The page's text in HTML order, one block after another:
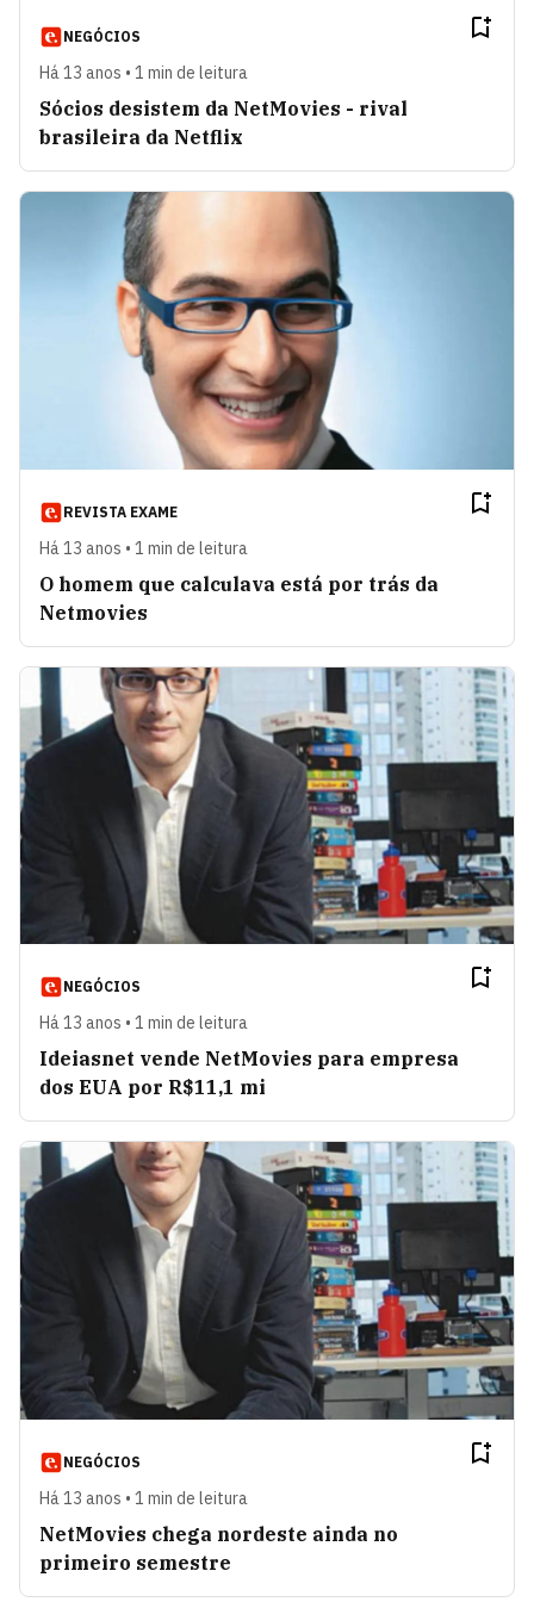
NEGÓCIOS
Há 13 anos • 1 min de leitura
Sócios desistem da NetMovies - rival
brasileira da Netflix
REVISTA EXAME
Há 13 anos • 1 min de leitura
O homem que calculava está por trás da
Netmovies
NEGÓCIOS
Há 13 anos • 1 min de leitura
Ideiasnet vende NetMovies para empresa
dos EUA por R$11,1 mi
NEGÓCIOS
Há 13 anos • 1 min de leitura
NetMovies chega nordeste ainda no
primeiro semestre